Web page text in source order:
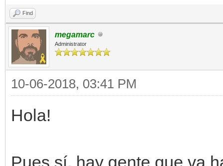
Find
megamarc
Administrator
10-06-2018, 03:41 PM
Hola!
Pues sí, hay gente que va